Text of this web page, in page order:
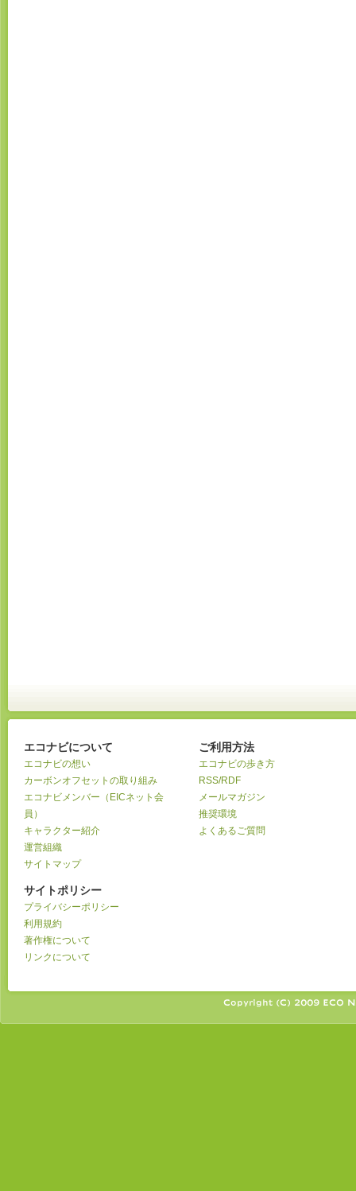
エコナビについて
エコナビの想い
カーボンオフセットの取り組み
エコナビメンバー（EICネット会
員）
キャラクター紹介
運営組織
サイトマップ
サイトポリシー
プライバシーポリシー
利用規約
著作権について
リンクについて
ご利用方法
エコナビの歩き方
RSS/RDF
メールマガジン
推奨環境
よくあるご質問